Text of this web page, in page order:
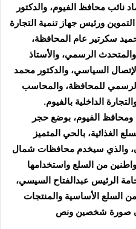
نائب محافظ الفيوم، والدكتور
ورئيس جهاز تنمية التجارة
سكرتير عام المحافظة،
الرسمي، والأستاذ
السياسي، والدكتور محمد
للمحافظة، والمحاسب
الداخلية بالفيوم.
ومحافظ الفيوم، بوضع حجر
الغذائية، بالحي المتميز
دمو، على مساحة 14 فدان، والذي سيخدم محافظات شمال
من السلع واستخدامها
الرئيس عبدالفتاح السيسي،
السلع الأساسية والمنتجات